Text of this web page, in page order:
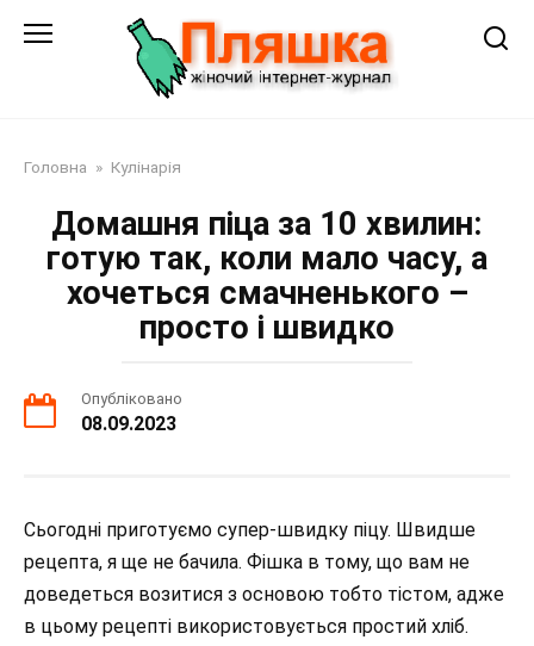
Головна » Кулінарія
Домашня піца за 10 хвилин:
готую так, коли мало часу, а
хочеться смачненького –
просто і швидко
Опубліковано
08.09.2023
Сьогодні приготуємо супер-швидку піцу. Швидше
рецепта, я ще не бачила. Фішка в тому, що вам не
доведеться возитися з основою тобто тістом, адже
в цьому рецепті використовується простий хліб.